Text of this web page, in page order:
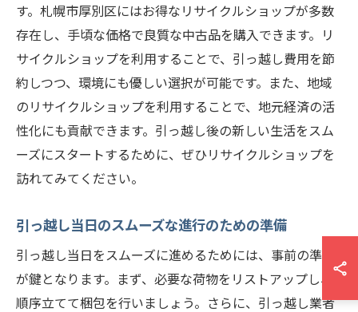
す。札幌市厚別区にはお得なリサイクルショップが多数
存在し、手頃な価格で良質な中古品を購入できます。リ
サイクルショップを利用することで、引っ越し費用を節
約しつつ、環境にも優しい選択が可能です。また、地域
のリサイクルショップを利用することで、地元経済の活
性化にも貢献できます。引っ越し後の新しい生活をスム
ーズにスタートするために、ぜひリサイクルショップを
訪れてみてください。
引っ越し当日のスムーズな進行のための準備
引っ越し当日をスムーズに進めるためには、事前の準備
が鍵となります。まず、必要な荷物をリストアップし、
順序立てて梱包を行いましょう。さらに、引っ越し業者